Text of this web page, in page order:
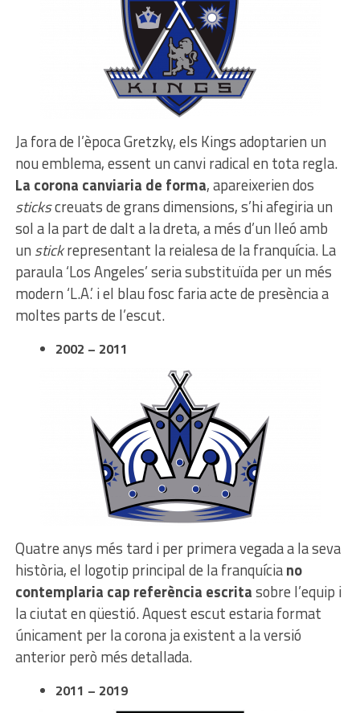
Ja fora de l’època Gretzky, els Kings adoptarien un
nou emblema, essent un canvi radical en tota regla.
La corona canviaria de forma, apareixerien dos
stickscreuats de grans dimensions, s’hi afegiria un
sol a la part de dalt a la dreta, a més d’un lleó amb
un stickrepresentant la reialesa de la franquícia. La
paraula ‘Los Angeles’ seria substituïda per un més
modern ‘L.A.’ i el blau fosc faria acte de presència a
moltes parts de l’escut.
2002 – 2011
Quatre anys més tard i per primera vegada a la seva
història, el logotip principal de la franquíciano
contemplaria cap referència escritasobre l’equip i
la ciutat en qüestió. Aquest escut estaria format
únicament per la corona ja existent a la versió
anterior però més detallada.
2011 – 2019